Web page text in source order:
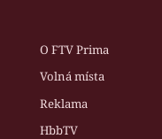
O FTV Prima
Volná místa
Reklama
HbbTV